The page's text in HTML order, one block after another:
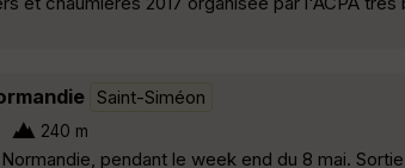
Saint-Siméon
240 m
pendant le week end du 8 mai.